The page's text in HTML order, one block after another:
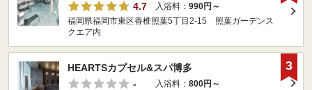
4.7
入浴料： 990円～
福岡県福岡市東区香椎照葉5丁目2-15 照葉ガーデンス
クエア内
HEARTSカプセル&スパ博多
-
入浴料： 800円～
3